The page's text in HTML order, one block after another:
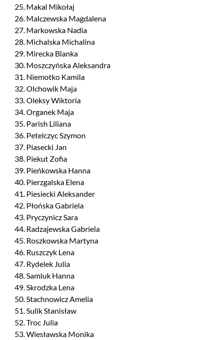
25. Makal Mikołaj
26. Malczewska Magdalena
27. Markowska Nadia
28. Michalska Michalina
29. Mirecka Blanka
30. Moszczyńska Aleksandra
31. Niemotko Kamila
32. Olchowik Maja
33. Oleksy Wiktoria
34. Organek Maja
35. Parish Liliana
36. Petelczyc Szymon
37. Piasecki Jan
38. Piekut Zofia
39. Pieńkowska Hanna
40. Pierzgalska Elena
41. Piesiecki Aleksander
42. Płońska Gabriela
43. Pryczynicz Sara
44. Radzajewska Gabriela
45. Roszkowska Martyna
46. Ruszczyk Lena
47. Rydelek Julia
48. Samluk Hanna
49. Skrodzka Lena
50. Stachnowicz Amelia
51. Sulik Stanisław
52. Troc Julia
53. Wiesławska Monika